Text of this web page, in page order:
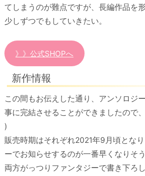
てしまうのが難点ですが、長編作品を
少しずつでもしていきたい。
》》公式SHOPへ
新作情報
この間もお伝えした通り、アンソロジ
事に完結させることができましたので
)
販売時期はそれぞれ2021年9月頃とな
ーでお知らせするのが一番早くなりそう
両方がっつりファンタジーで書き下ろ